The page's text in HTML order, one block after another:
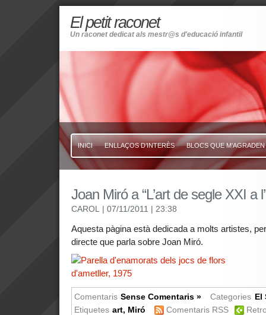
El petit raconet
Un raconet dedicat als mestr@s d'educació infantil
INICI ENLLAÇOS D’INTERÈS BLOCS QUE M’AGRADEN
Joan Miró a “L’art de segle XXI a
CAROL | 07/11/2011 | 23:38
Aquesta pàgina està dedicada a molts artistes,
directe que parla sobre Joan Miró.
Comentaris Sense Comentaris » Categories El
Etiquetes art, Miró Comentaris RSS